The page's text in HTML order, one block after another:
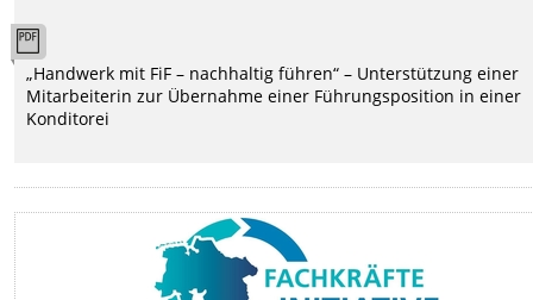
„Handwerk mit FiF – nachhaltig führen“ – Unterstützung einer
Mitarbeiterin zur Übernahme einer Führungsposition in einer
Konditorei